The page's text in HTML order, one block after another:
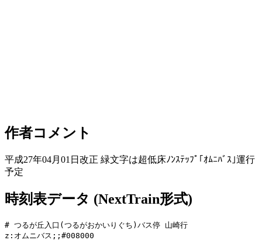
作者コメント
平成27年04月01日改正 緑文字は超低床ﾉﾝｽﾃｯﾌﾟ｢ｵﾑﾆﾊﾞｽ｣運行
予定
時刻表データ (NextTrain形式)
# つるが丘入口(つるがおかいりぐち)バス停 山崎行
z:オムニバス;;#008000